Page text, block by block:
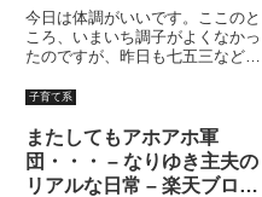
（Blog）
今日は体調がいいです。ここのと
ころ、いまいち調子がよくなかっ
たのですが、昨日も七五三などで
体疲労は殆どなく、毛づやも変わ
しかし・・・妻が子供達を叱って
いるのに対して、子供達があま
り...
子育て系
またしてもアホアホ軍
団・・・ – なりゆき主夫の
リアルな日常 – 楽天ブログ